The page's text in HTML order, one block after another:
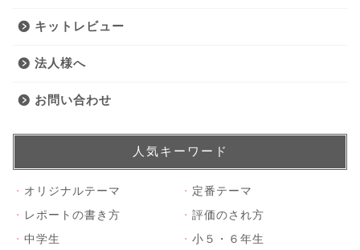
キットレビュー
法人様へ
お問い合わせ
人気キーワード
・ オリジナルテーマ ・ 定番テーマ
・ レポートの書き方 ・ 評価のされ方
・ 中学生 ・ 小５・６年生